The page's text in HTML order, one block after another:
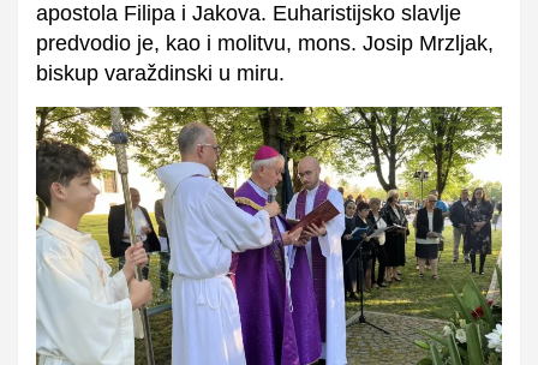
apostola Filipa i Jakova. Euharistijsko slavlje
predvodio je, kao i molitvu, mons. Josip Mrzljak,
biskup varaždinski u miru.